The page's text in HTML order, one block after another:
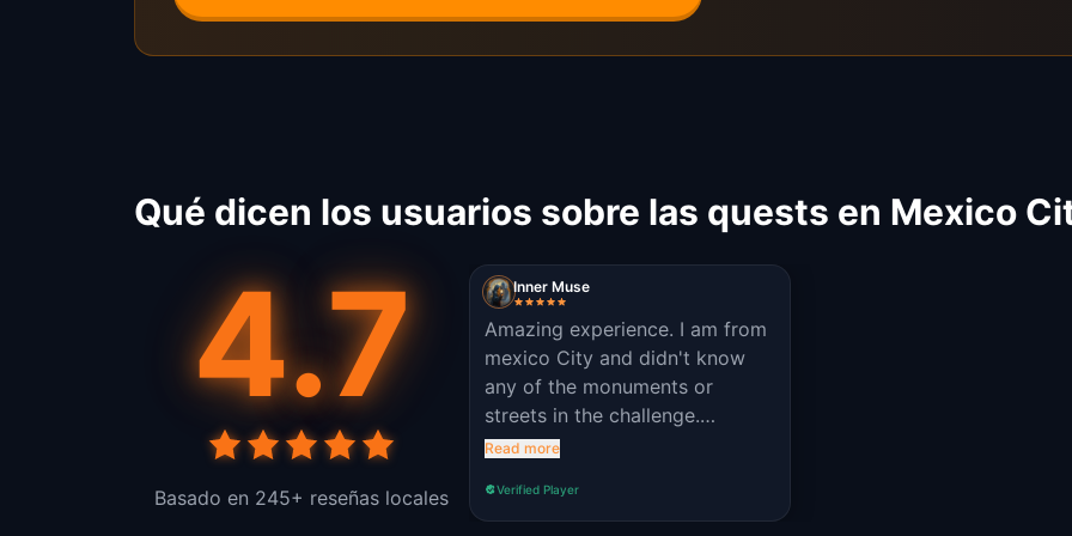
Qué dicen los usuarios sobre las quests en Mexico
4.7
Basado en 245+ reseñas locales
Inner Muse
Amazing experience. I am from
mexico City and didn't know
any of the monuments or
streets in the challenge.
Incredible
Read more
Verified Player